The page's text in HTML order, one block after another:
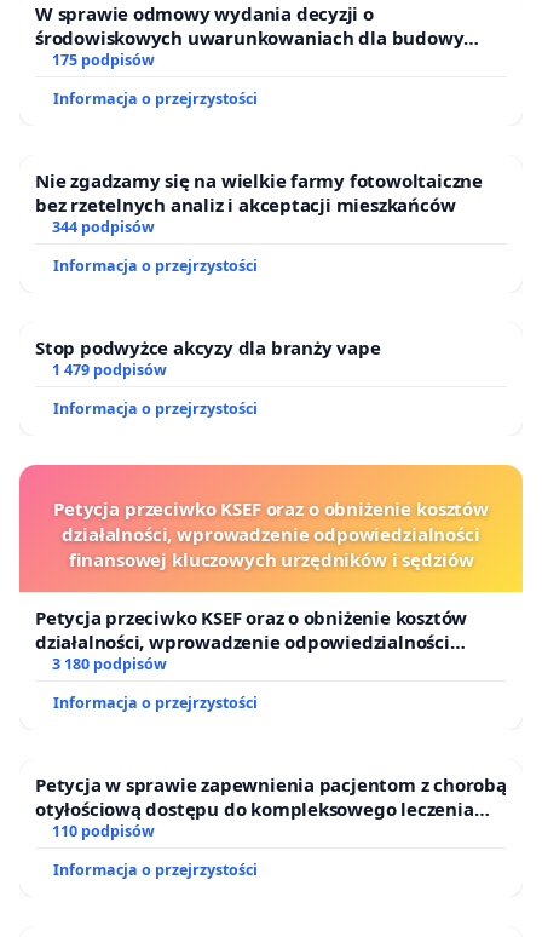
W sprawie odmowy wydania decyzji o
środowiskowych uwarunkowaniach dla budowy
zakładu wytwarzania biometanu „Krynki” w
Ostrowiu Południowym oraz ochrony mieszkańców i
Puszczy Knyszyńskiej
175 podpisów
Informacja o przejrzystości
Nie zgadzamy się na wielkie farmy fotowoltaiczne
bez rzetelnych analiz i akceptacji mieszkańców
344 podpisów
Informacja o przejrzystości
Stop podwyżce akcyzy dla branży vape
1 479 podpisów
Informacja o przejrzystości
Petycja przeciwko KSEF oraz o obniżenie kosztów
działalności, wprowadzenie odpowiedzialności
finansowej kluczowych urzędników i sędziów
Petycja przeciwko KSEF oraz o obniżenie kosztów
działalności, wprowadzenie odpowiedzialności
finansowej kluczowych urzędników i sędziów
3 180 podpisów
Informacja o przejrzystości
Petycja w sprawie zapewnienia pacjentom z chorobą
otyłościową dostępu do kompleksowego leczenia
oraz programów profilaktycznych.
110 podpisów
Informacja o przejrzystości